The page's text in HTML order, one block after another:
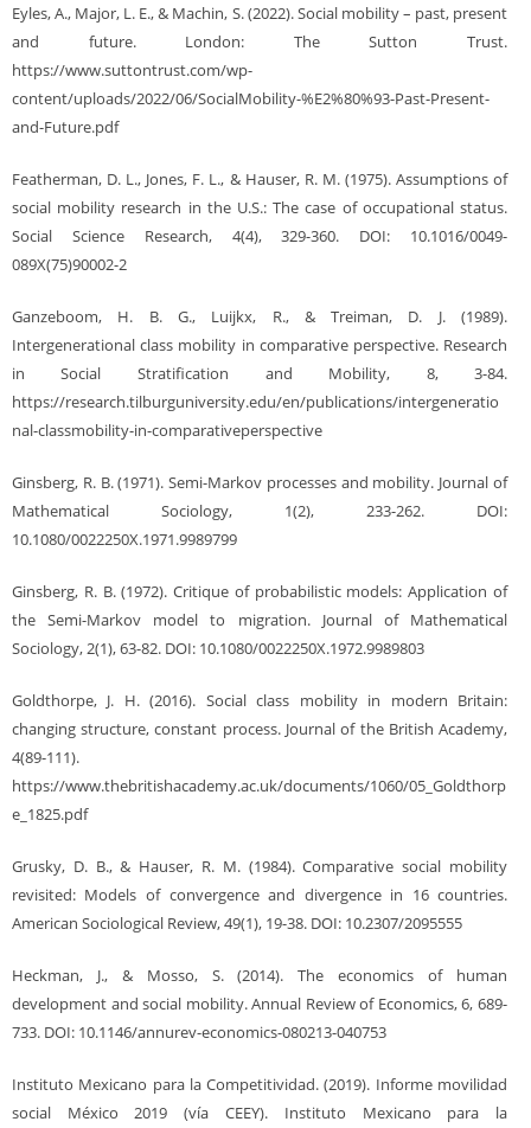
Eyles, A., Major, L. E., & Machin, S. (2022). Social mobility – past, present
and future. London: The Sutton Trust.
https://www.suttontrust.com/wp-
content/uploads/2022/06/SocialMobility-%E2%80%93-Past-Present-
and-Future.pdf
Featherman, D. L., Jones, F. L., & Hauser, R. M. (1975). Assumptions of
social mobility research in the U.S.: The case of occupational status.
Social Science Research, 4(4), 329-360. DOI: 10.1016/0049-
089X(75)90002-2
Ganzeboom, H. B. G., Luijkx, R., & Treiman, D. J. (1989).
Intergenerational class mobility in comparative perspective. Research
in Social Stratification and Mobility, 8, 3-84.
https://research.tilburguniversity.edu/en/publications/intergeneratio
nal-classmobility-in-comparativeperspective
Ginsberg, R. B. (1971). Semi-Markov processes and mobility. Journal of
Mathematical Sociology, 1(2), 233-262. DOI:
10.1080/0022250X.1971.9989799
Ginsberg, R. B. (1972). Critique of probabilistic models: Application of
the Semi-Markov model to migration. Journal of Mathematical
Sociology, 2(1), 63-82. DOI: 10.1080/0022250X.1972.9989803
Goldthorpe, J. H. (2016). Social class mobility in modern Britain:
changing structure, constant process. Journal of the British Academy,
4(89-111).
https://www.thebritishacademy.ac.uk/documents/1060/05_Goldthorp
e_1825.pdf
Grusky, D. B., & Hauser, R. M. (1984). Comparative social mobility
revisited: Models of convergence and divergence in 16 countries.
American Sociological Review, 49(1), 19-38. DOI: 10.2307/2095555
Heckman, J., & Mosso, S. (2014). The economics of human
development and social mobility. Annual Review of Economics, 6, 689-
733. DOI: 10.1146/annurev-economics-080213-040753
Instituto Mexicano para la Competitividad. (2019). Informe movilidad
social México 2019 (vía CEEY). Instituto Mexicano para la